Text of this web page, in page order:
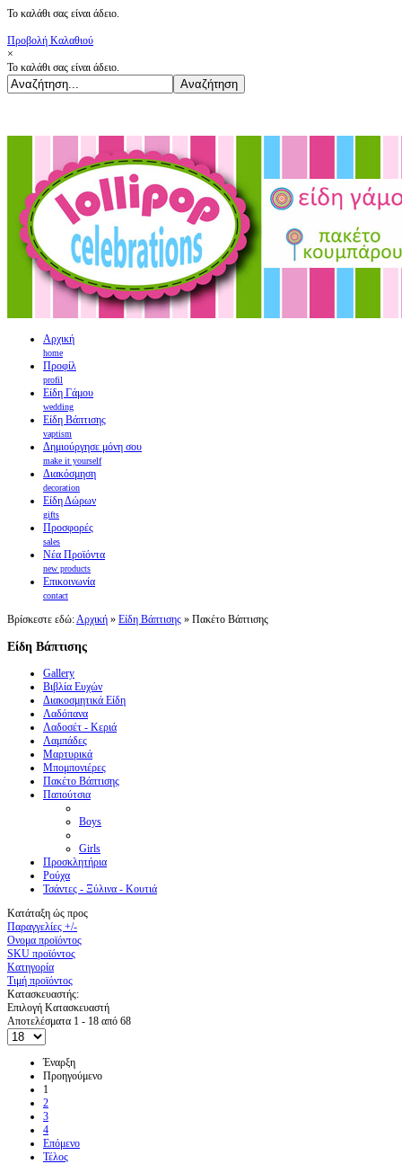
Το καλάθι σας είναι άδειο.
Προβολή Καλαθιού
×
Το καλάθι σας είναι άδειο.
Αρχική
home
Προφίλ
profil
Είδη Γάμου
wedding
Είδη Βάπτισης
vaptism
Δημιούργησε μόνη σου
make it yourself
Διακόσμηση
decoration
Είδη Δώρων
gifts
Προσφορές
sales
Νέα Προϊόντα
new products
Επικοινωνία
contact
Βρίσκεστε εδώ:Αρχική » Είδη Βάπτισης » Πακέτο Βάπτισης
Είδη Βάπτισης
Gallery
Βιβλία Ευχών
Διακοσμητικά Είδη
Λαδόπανα
Λαδοσέτ - Κεριά
Λαμπάδες
Μαρτυρικά
Μπομπονιέρες
Πακέτο Βάπτισης
Παπούτσια
Boys
Girls
Προσκλητήρια
Ρούχα
Τσάντες - Ξύλινα - Κουτιά
Κατάταξη ώς προς
Παραγγελίες +/-
Ονομα προϊόντος
SKU προϊόντος
Κατηγορία
Τιμή προϊόντος
Κατασκευαστής:
Επιλογή Κατασκευαστή
Αποτελέσματα 1 - 18 από 68
Έναρξη
Προηγούμενο
1
2
3
4
Επόμενο
Τέλος